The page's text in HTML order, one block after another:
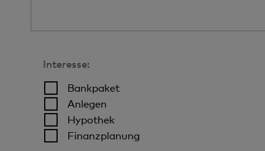
Interesse:
Bankpaket
Anlegen
Hypothek
Finanzplanung